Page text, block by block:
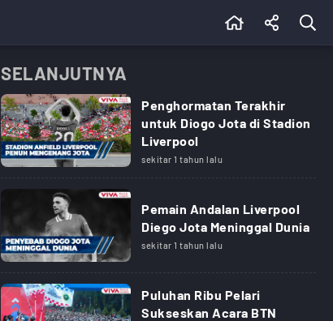
SELANJUTNYA
Penghormatan Terakhir
untuk Diogo Jota di Stadion
Liverpool
sekitar 1 tahun lalu
Pemain Andalan Liverpool
Diego Jota Meninggal Dunia
sekitar 1 tahun lalu
Puluhan Ribu Pelari
Sukseskan Acara BTN